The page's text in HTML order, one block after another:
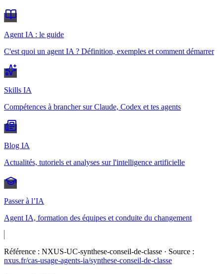
Agent IA : le guide
C'est quoi un agent IA ? Définition, exemples et comment démarrer
Skills IA
Compétences à brancher sur Claude, Codex et tes agents
Blog IA
Actualités, tutoriels et analyses sur l'intelligence artificielle
Passer à l’IA
Agent IA, formation des équipes et conduite du changement
Référence : NXUS-UC-synthese-conseil-de-classe · Source :
nxus.fr/cas-usage-agents-ia/synthese-conseil-de-classe